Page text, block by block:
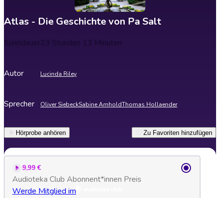
Atlas - Die Geschichte von Pa Salt
Spieldauer23 Stunden 13 Minuten
Autor Lucinda Riley
Sprecher Oliver SiebeckSabine ArnholdThomas Hollaender
Hörprobe anhören Zu Favoriten hinzufügen
9,99 €
Audioteka Club Abonnent*innen Preis
Werde Mitglied im